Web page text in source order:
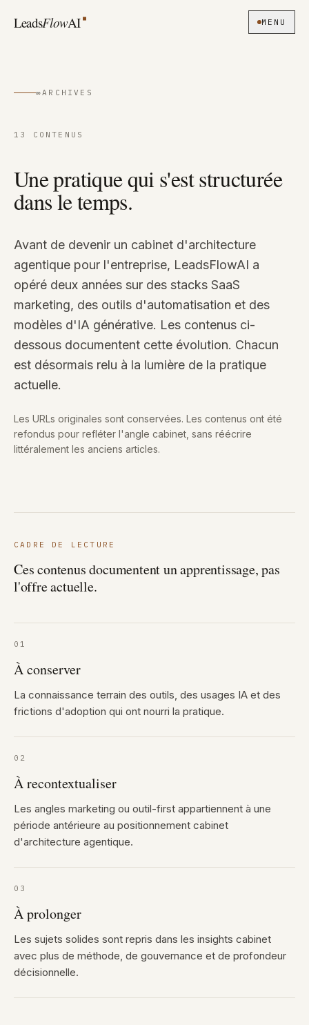
LeadsFlowAI MENU
∞ARCHIVES
13 CONTENUS
Une pratique qui s'est structurée
dans le temps.
Avant de devenir un cabinet d'architecture
agentique pour l'entreprise, LeadsFlowAI a
opéré deux années sur des stacks SaaS
marketing, des outils d'automatisation et des
modèles d'IA générative. Les contenus ci-
dessous documentent cette évolution. Chacun
est désormais relu à la lumière de la pratique
actuelle.
Les URLs originales sont conservées. Les contenus ont été
refondus pour refléter l'angle cabinet, sans réécrire
littéralement les anciens articles.
CADRE DE LECTURE
Ces contenus documentent un apprentissage, pas
l'offre actuelle.
01
À conserver
La connaissance terrain des outils, des usages IA et des
frictions d'adoption qui ont nourri la pratique.
02
À recontextualiser
Les angles marketing ou outil-first appartiennent à une
période antérieure au positionnement cabinet
d'architecture agentique.
03
À prolonger
Les sujets solides sont repris dans les insights cabinet
avec plus de méthode, de gouvernance et de profondeur
décisionnelle.